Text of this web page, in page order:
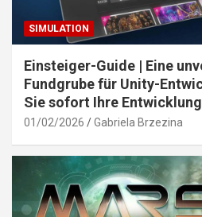
SIMULATION
Einsteiger-Guide | Eine
Fundgrube für Unity-
Sie sofort Ihre
01/02/2026 Gabriela Brzezina